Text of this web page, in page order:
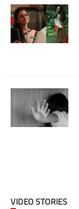
VIDEO STORIES